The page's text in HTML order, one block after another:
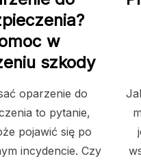
w
szkody
oparzenie do
to pytanie,
pojawić się po
incydencie. Czy